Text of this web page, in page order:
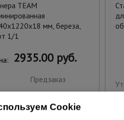
TEAM
мм, береза,
1/1
2935.00 руб.
Предзаказ
Cookie